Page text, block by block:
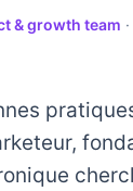
& growth team